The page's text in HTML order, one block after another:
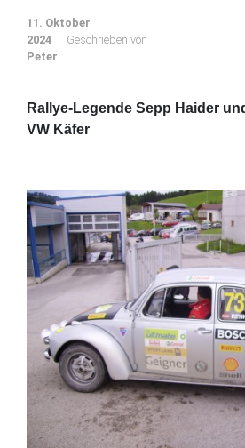
11. Oktober
2024
Geschrieben von
Peter
Rallye-Legende Sepp Haider
VW Käfer